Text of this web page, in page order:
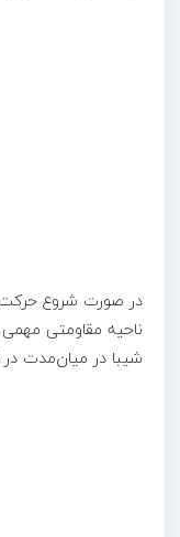
ناحیه مقاومتی
شیبا در میان‌مدت